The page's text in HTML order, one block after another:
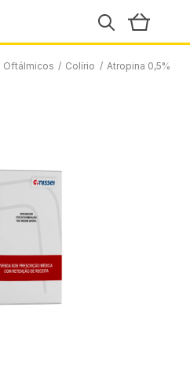
Oftálmicos / Colírio / Atropina 0,5%